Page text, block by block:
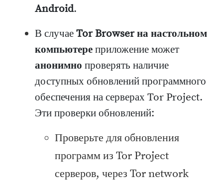
Android.
В случаеTor Browser на настольном
компьютереприложение может
анонимно проверять наличие
доступных обновлений программного
обеспечения на серверах Tor Project.
Эти проверки обновлений:
Проверьте для обновления
программ из Tor Project
серверов, через Tor network